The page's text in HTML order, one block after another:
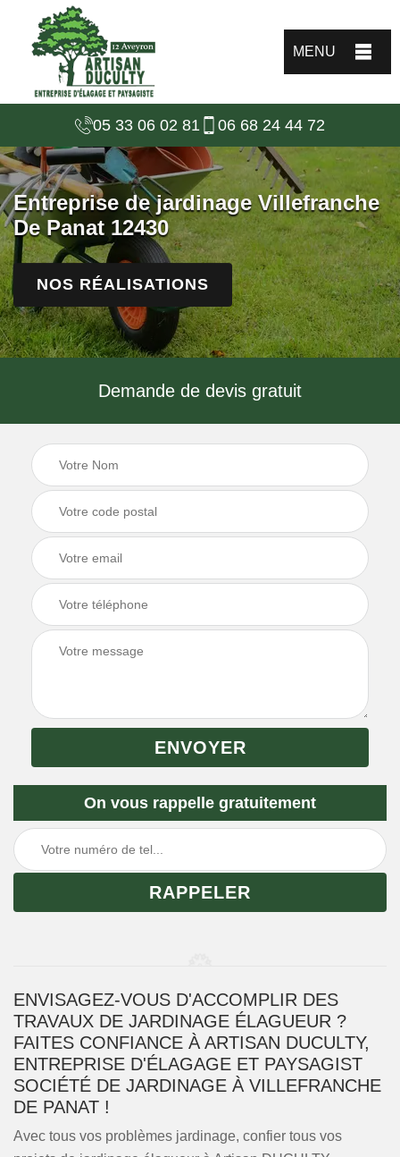
MENU
05 33 06 02 81 06 68 24 44 72
Entreprise de jardinage Villefranche
De Panat 12430
NOS RÉALISATIONS
Demande de devis gratuit
On vous rappelle gratuitement
ENVISAGEZ-VOUS D'ACCOMPLIR DES
TRAVAUX DE JARDINAGE ÉLAGUEUR ?
FAITES CONFIANCE À ARTISAN DUCULTY,
ENTREPRISE D'ÉLAGAGE ET PAYSAGIST
SOCIÉTÉ DE JARDINAGE À VILLEFRANCHE
DE PANAT !
Avec tous vos problèmes jardinage, confier tous vos